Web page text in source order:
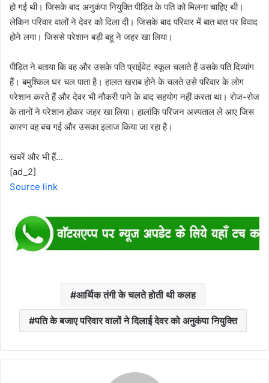
हो गई थी। जिसके बाद अनुकंपा नियुक्ति पीड़ित के पति को मिलना चाहिए थी।
लेकिन परिवार वालों ने देवर को दिला दी। जिसके बाद परिवार में बात बात पर विवाद
होने लगा। जिससे परेशान बड़ी बहू ने जहर खा लिया।
पीड़ित ने बताया कि वह और उसके पति प्राईवेट स्कूल चलाते हैं उसके पति दिव्यांग
हैं। बमुश्किल घर चल पाता है। हालत खराब होने के चलते उसे परिवार के लोग
परेशान करते हैं और देवर भी नौकरी पाने के बाद सहयोग नहीं करता था। रोज-रोज
के तानों ने परेशान होकर जहर खा लिया। हालांकि परिजन अस्पताल ले आए जिस
कारण वह बच गई और उसका इलाज किया जा रहा है।
खबरें और भी हैं…
[ad_2]
Source link
आर्थिक तंगी के चलते होती थी कलह
पति के बजाए परिवार वालों ने दिलाई देवर को अनुकंपा नियुक्ति